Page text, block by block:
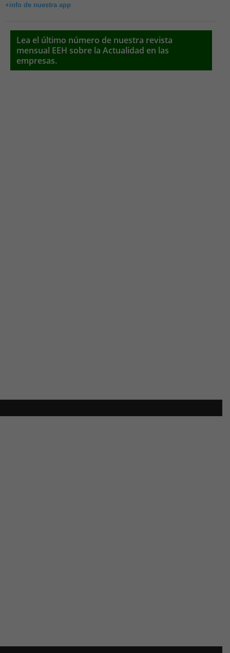
+info de nuestra app
Lea el último número de nuestra revista
mensual EEH sobre la Actualidad en las
empresas.